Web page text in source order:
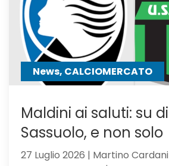
News, CALCIOMERCATO
Maldini ai saluti: su
Sassuolo, e non solo
27 Luglio 2026 | Martino